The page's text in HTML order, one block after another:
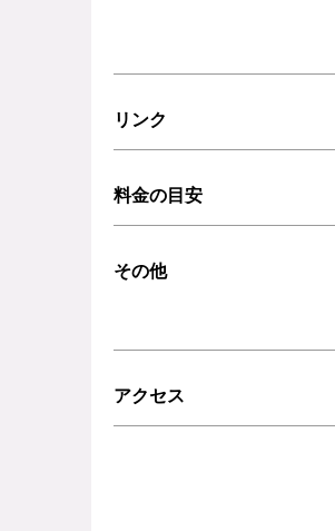
リンク
料金の目安
その他
アクセス